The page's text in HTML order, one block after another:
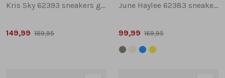
Kris Sky 62393 sneakers goud
149,99 189,95
June Haylee 62383 sneakers beige
99,99 169,95